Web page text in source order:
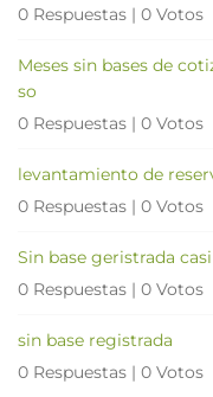
0 Respuestas | 0 Votos
Meses sin bases de
so
0 Respuestas | 0 Votos
levantamiento de
0 Respuestas | 0 Votos
Sin base geristrada
0 Respuestas | 0 Votos
sin base registrada
0 Respuestas | 0 Votos